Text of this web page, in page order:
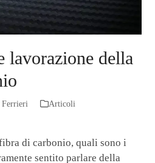
lavorazione della
Articoli
di carbonio, quali sono i
sentito parlare della